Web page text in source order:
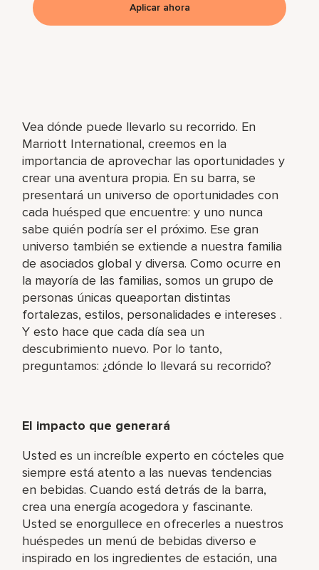
Vea dónde puede llevarlo su recorrido. En
Marriott International, creemos en la
importancia de aprovechar las oportunidades y
crear una aventura propia. En su barra, se
presentará un universo de oportunidades con
cada huésped que encuentre: y uno nunca
sabe quién podría ser el próximo. Ese gran
universo también se extiende a nuestra familia
de asociados global y diversa. Como ocurre en
la mayoría de las familias, somos un grupo de
personas únicas queaportan distintas
fortalezas, estilos, personalidades e intereses .
Y esto hace que cada día sea un
descubrimiento nuevo. Por lo tanto,
preguntamos: ¿dónde lo llevará su recorrido?
El impacto que generará
Usted es un increíble experto en cócteles que
siempre está atento a las nuevas tendencias
en bebidas. Cuando está detrás de la barra,
crea una energía acogedora y fascinante.
Usted se enorgullece en ofrecerles a nuestros
huéspedes un menú de bebidas diverso e
inspirado en los ingredientes de estación, una
Aplicar ahora